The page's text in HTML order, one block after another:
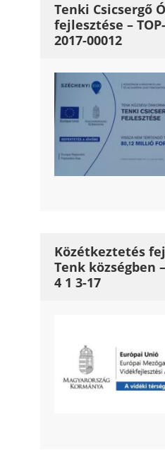
Tenki Csicsergő
fejlesztése –
2017-00012
Közétkeztetés
Tenk községben
4 1 3-17